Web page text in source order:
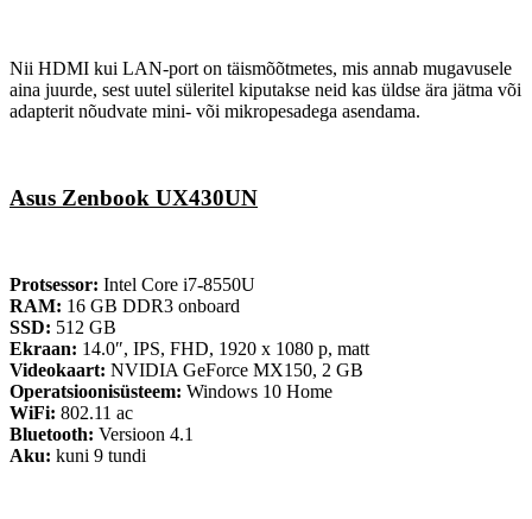
Nii HDMI kui LAN-port on täismõõtmetes, mis annab mugavusele
aina juurde, sest uutel süleritel kiputakse neid kas üldse ära jätma või
adapterit nõudvate mini- või mikropesadega asendama.
Asus Zenbook UX430UN
Protsessor: Intel Core i7-8550U
RAM: 16 GB DDR3 onboard
SSD: 512 GB
Ekraan: 14.0″, IPS, FHD, 1920 x 1080 p, matt
Videokaart: NVIDIA GeForce MX150, 2 GB
Operatsioonisüsteem: Windows 10 Home
WiFi: 802.11 ac
Bluetooth: Versioon 4.1
Aku: kuni 9 tundi